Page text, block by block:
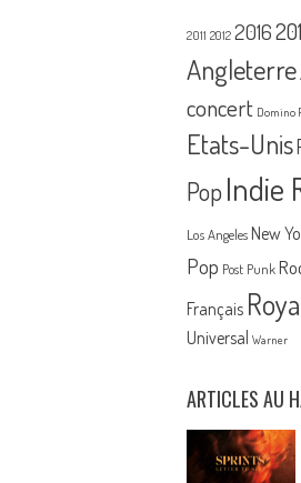
2011 2012 2016
Angleterre
concert Domino
Etats-Unis
PopIndie
Los Angeles New
Pop Post Punk
Français
Universal Warner
ARTICLES AU